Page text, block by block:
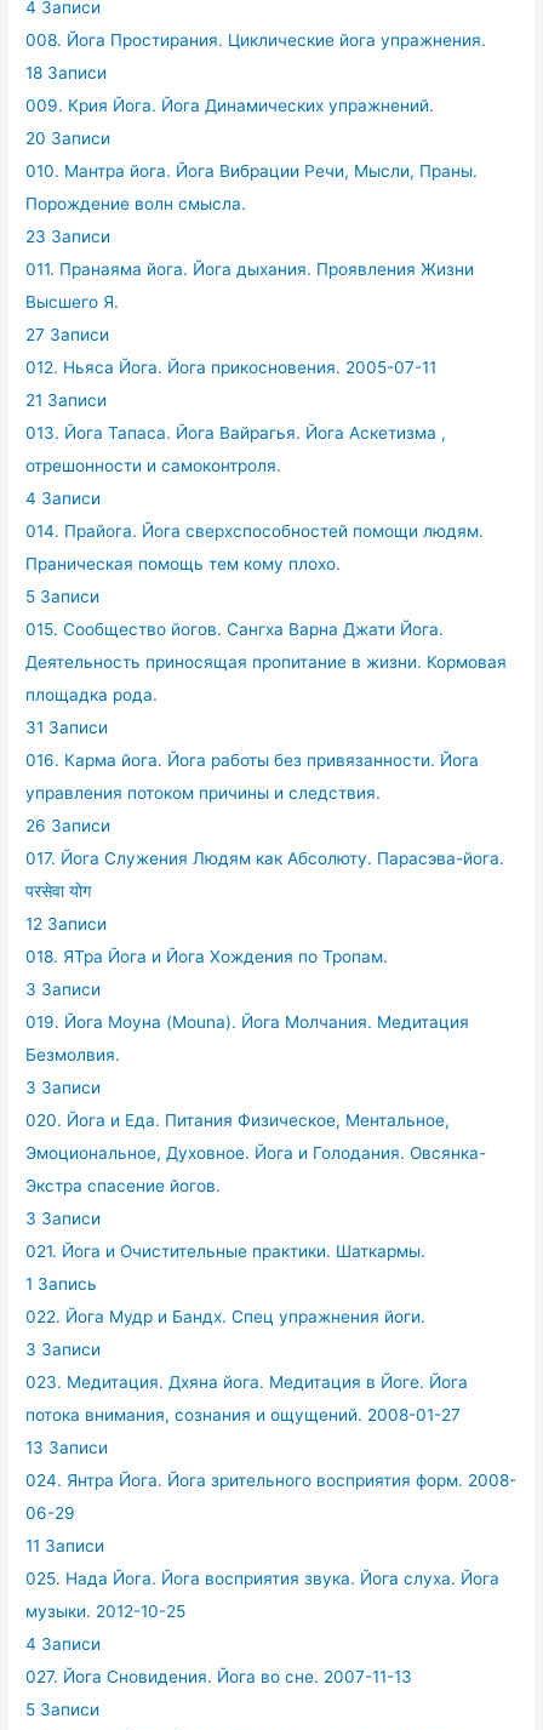
4 Записи
008. Йога Простирания. Циклические йога упражнения.
18 Записи
009. Крия Йога. Йога Динамических упражнений.
20 Записи
010. Мантра йога. Йога Вибрации Речи, Мысли, Праны.
Порождение волн смысла.
23 Записи
011. Пранаяма йога. Йога дыхания. Проявления Жизни
Высшего Я.
27 Записи
012. Ньяса Йога. Йога прикосновения. 2005-07-11
21 Записи
013. Йога Тапаса. Йога Вайрагья. Йога Аскетизма ,
отрешонности и самоконтроля.
4 Записи
014. Прайога. Йога сверхспособностей помощи людям.
Праническая помощь тем кому плохо.
5 Записи
015. Сообщество йогов. Сангха Варна Джати Йога.
Деятельность приносящая пропитание в жизни. Кормовая
площадка рода.
31 Записи
016. Карма йога. Йога работы без привязанности. Йога
управления потоком причины и следствия.
26 Записи
017. Йога Служения Людям как Абсолюту. Парасэва-йога.
परसेवा योग
12 Записи
018. ЯТра Йога и Йога Хождения по Тропам.
3 Записи
019. Йога Моуна (Mouna). Йога Молчания. Медитация
Безмолвия.
3 Записи
020. Йога и Еда. Питания Физическое, Ментальное,
Эмоциональное, Духовное. Йога и Голодания. Овсянка-
Экстра спасение йогов.
3 Записи
021. Йога и Очистительные практики. Шаткармы.
1 Запись
022. Йога Мудр и Бандх. Спец упражнения йоги.
3 Записи
023. Медитация. Дхяна йога. Медитация в Йоге. Йога
потока внимания, сознания и ощущений. 2008-01-27
13 Записи
024. Янтра Йога. Йога зрительного восприятия форм. 2008-
06-29
11 Записи
025. Нада Йога. Йога восприятия звука. Йога слуха. Йога
музыки. 2012-10-25
4 Записи
027. Йога Сновидения. Йога во сне. 2007-11-13
5 Записи